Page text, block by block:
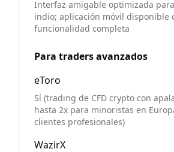
Interfaz amigable optimizada
indio; aplicación móvil disponible
funcionalidad completa
Para traders avanzados
eToro
Sí (trading de CFD crypto con
hasta 2x para minoristas en
clientes profesionales)
WazirX